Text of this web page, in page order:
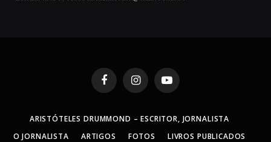
FacebookInstagramYouTube
ARISTÓTELES DRUMMOND – ESCRITOR, JORNALISTA
O JORNALISTA
ARTIGOS FOTOS
LIVROS PUBLICADOS